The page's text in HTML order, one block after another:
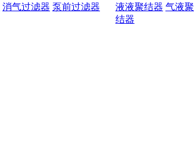
消气过滤器 泵前过滤器
液液聚结器 气液聚
结器